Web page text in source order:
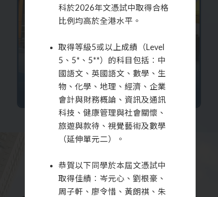
入學申請
校園相簿
科於2026年文憑試中取得合格
比例均高於全港水平。
取得等級5或以上成績（Level
5、5*、5**）的科目包括︰中
國語文、英國語文、數學、生
物、化學、地理、經濟、企業
會計與財務概論、資訊及通訊
科技、健康管理與社會關懷、
旅遊與款待、視覺藝術及數學
（延伸單元二）。
恭賀以下同學於本屆文憑試中
取得佳績︰岑元心、劉根豪、
周子軒、廖令惜、黃朗祺、朱